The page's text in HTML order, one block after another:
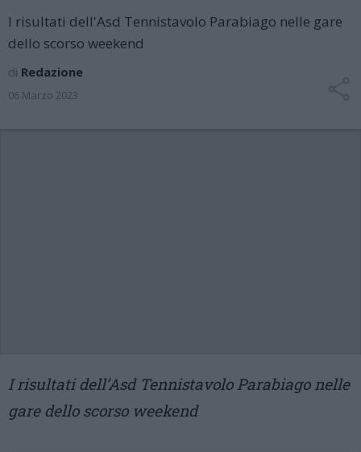
I risultati dell'Asd Tennistavolo Parabiago nelle gare
dello scorso weekend
di Redazione
06 Marzo 2023
I risultati dell’Asd Tennistavolo Parabiago nelle
gare dello scorso weekend